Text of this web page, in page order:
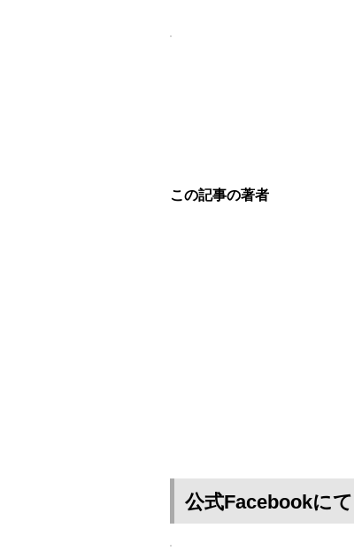
この記事の著者
公式Facebookに